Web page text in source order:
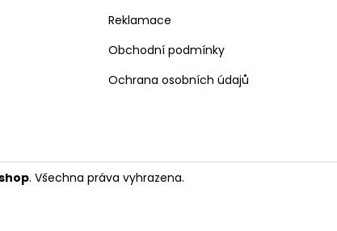
Reklamace
Obchodní podmínky
Ochrana osobních údajů
. Všechna práva vyhrazena.